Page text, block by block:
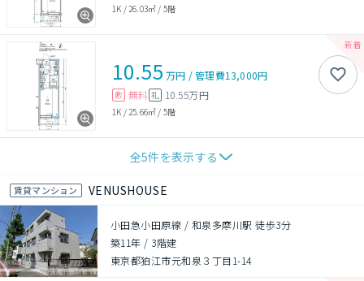
1K / 26.03㎡ / 5階
10.55 万円 /管理費13,000円
敷 無料 礼 10.55万円
1K / 25.66㎡ / 5階
全5件を表示する
賃貸マンション VENUSHOUSE
小田急小田原線 / 和泉多摩川駅 徒歩3分
築11年 / 3階建
東京都狛江市元和泉３丁目1-14